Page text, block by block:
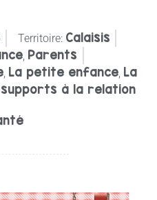
Territoire: Calaisis
Parents
La petite enfance La
à la relation